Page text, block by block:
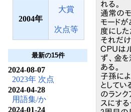
2004
大賞
次点等
最新の15件
2024-08-07
2023年 次点
2024-04-28
用語集/か
2024-01-24
れる。
通常の
モード
度にし
それだ
ＣＰＵは
ず、金を
ある。
子孫に
としてい
のランク
スにする